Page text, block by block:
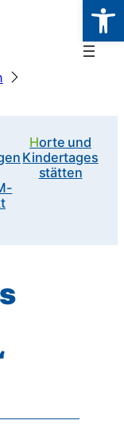
Horte und
Kindertages
stätten